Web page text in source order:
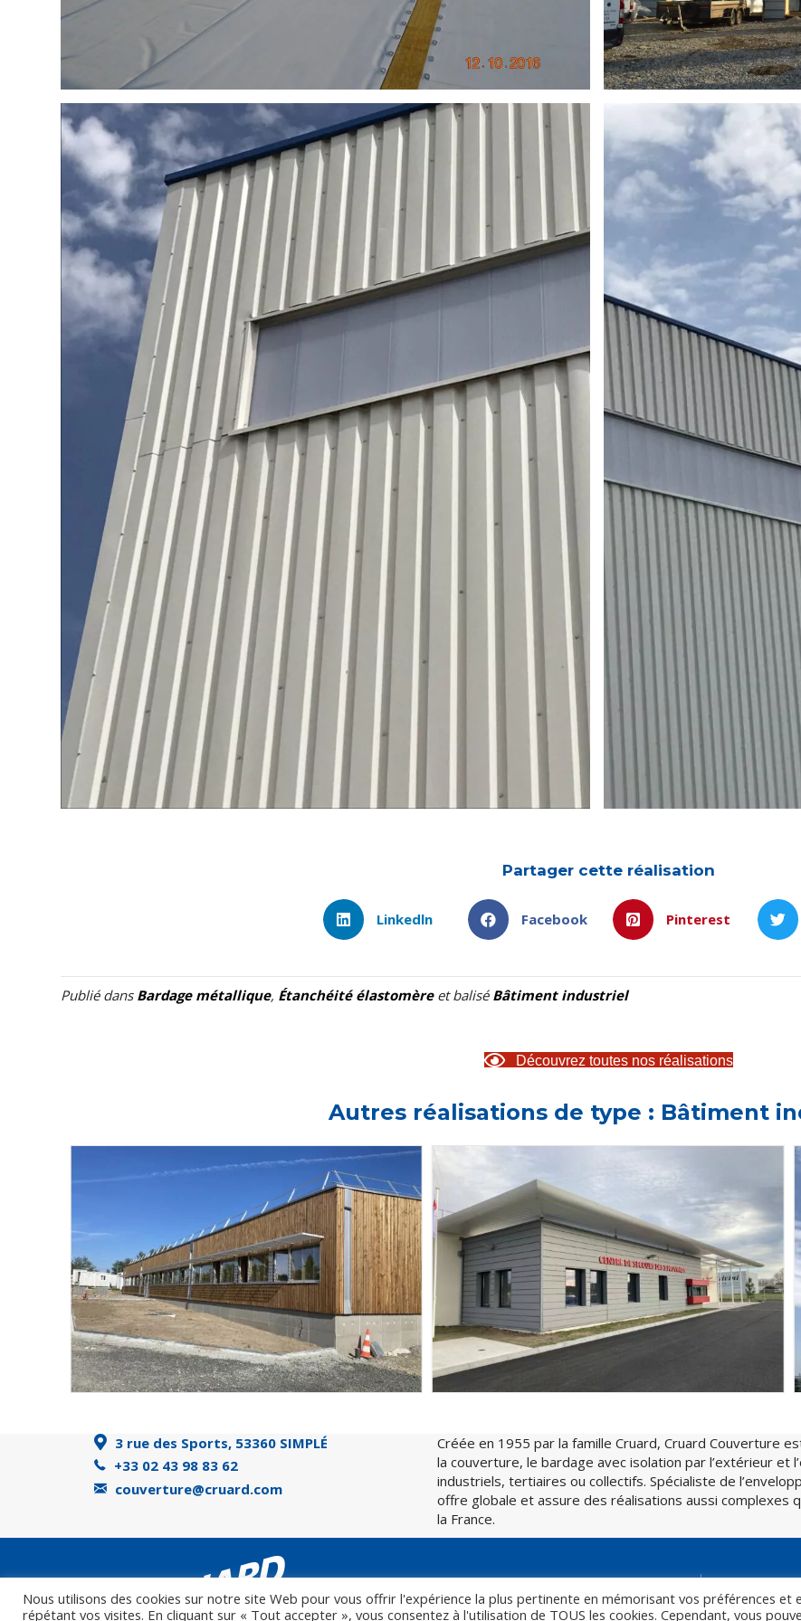
Partager cette réalisation
Linkedln Facebook Pinterest
Publié dans Bardage métallique, Étanchéité élastomèreet balisé Bâtiment industriel
Découvrez toutes nos réalisations
Autres réalisations de type : Bâtiment
3 rue des Sports, 53360 SIMPLÉ
+33 02 43 98 83 62
couverture@cruard.com
Créée en 1955 par la famille Cruard, Cruard Couverture
la couverture, le bardage avec isolation par l’extérieur et
industriels, tertiaires ou collectifs. Spécialiste de
offre globale et assure des réalisations aussi complexes
la France.
Certification Qualibat Mentions
Nous utilisons des cookies sur notre site Web pour vous offrir l'expérience la plus pertinente en mémorisant vos préférences et
répétant vos visites. En cliquant sur « Tout accepter », vous consentez à l'utilisation de TOUS les cookies. Cependant, vous